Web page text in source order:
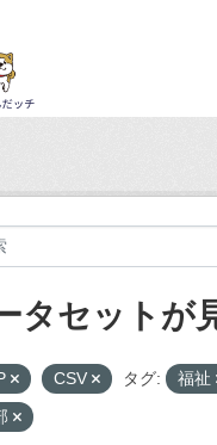
タセットが
CSV タグ: 福祉